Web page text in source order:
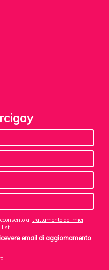
al trattamento dei miei
list
email di aggiornamento